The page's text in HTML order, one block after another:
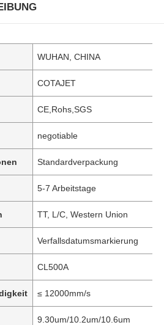
WUHAN, CHINA
COTAJET
CE,Rohs,SGS
negotiable
Standardverpackung
5-7 Arbeitstage
TT, L/C, Western Union
Verfallsdatumsmarkierung
CL500A
≤ 12000mm/s
9.30um/10.2um/10.6um